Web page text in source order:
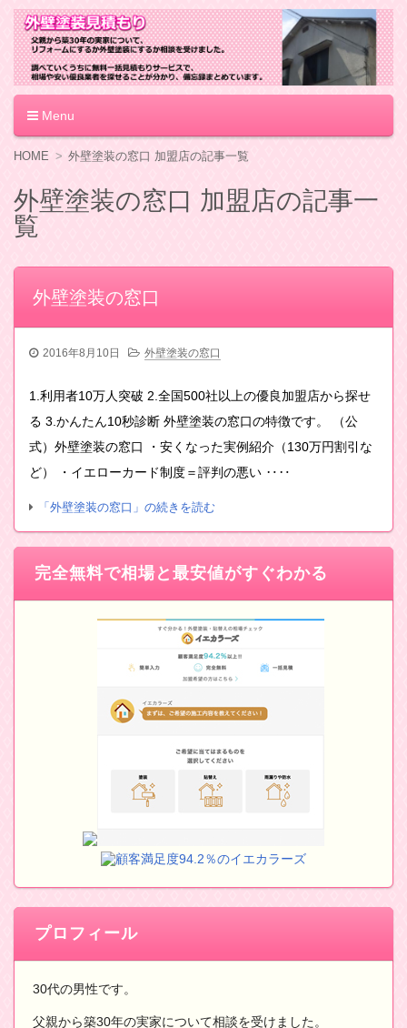
外壁塗装見積もり
Menu
コ
テ
ン
ツ
へ
HOME 外壁塗装の窓口 加盟店の記事一覧
外壁塗装の窓口 加盟店の記事一
覧
外壁塗装の窓口
2016年8月10日 外壁塗装の窓口
1.利用者10万人突破 2.全国500社以上の優良加盟店から探せ
る 3.かんたん10秒診断 外壁塗装の窓口の特徴です。 （公
式）外壁塗装の窓口 ・安くなった実例紹介（130万円割引な
ど） ・イエローカード制度＝評判の悪い ‥‥
「外壁塗装の窓口」の続きを読む
完全無料で相場と最安値がすぐわかる
顧客満足度94.2％のイエカラーズ
プロフィール
30代の男性です。
父親から築30年の実家について相談を受けました。